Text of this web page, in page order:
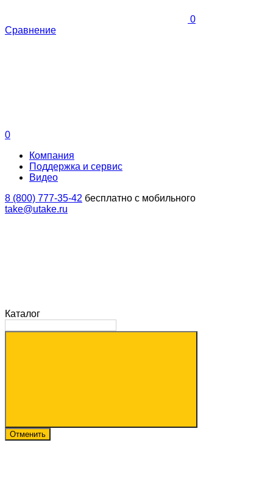
0
Сравнение
0
Компания
Поддержка и сервис
Видео
8 (800) 777-35-42 бесплатно с мобильного
take@utake.ru
Каталог
Отменить